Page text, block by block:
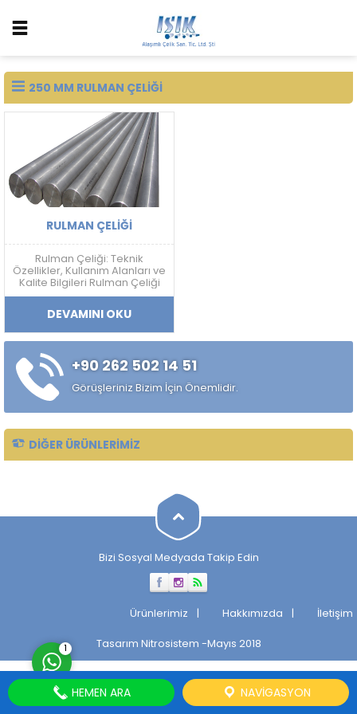
250 MM RULMAN ÇELIĞI
RULMAN ÇELIĞI
Rulman Çeliği: Teknik
Özellikler, Kullanım Alanları ve
Kalite Bilgileri Rulman Çeliği
Nedir? Rulman çeliği; yüksek
sertlik, aşınma dayanımı,
yorulma direnci ve boyutsal
kararlılık gerektiren
uygulamalarda kullanılan
yüksek karbonlu krom
alaşımlı özel çelik türüdür.
Özellikle rulman, bilya,
makaralı rulman elemanları,
DEVAMINI OKU
+90 262 502 14 51
Görüşleriniz Bizim İçin Önemlidir.
DIĞER ÜRÜNLERIMIZ
Bizi Sosyal Medyada Takip Edin
Ürünlerimiz Hakkımızda
İletişim
Tasarım Nitrosistem -Mayıs 2018
Cevap Yaz
1
HEMEN ARA NAVIGASYON